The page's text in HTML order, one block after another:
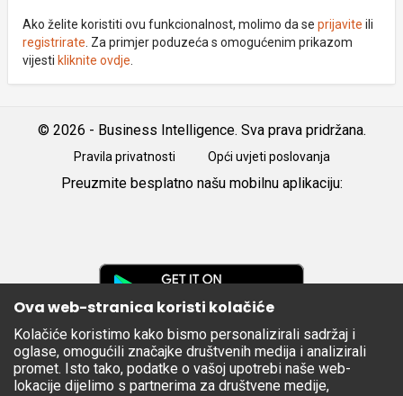
Ako želite koristiti ovu funkcionalnost, molimo da se prijavite ili
registrirate . Za primjer poduzeća s omogućenim prikazom
vijesti kliknite ovdje
© 2026 - Business Intelligence. Sva prava pridržana.
Pravila privatnosti Opći uvjeti poslovanja
Preuzmite besplatno našu mobilnu aplikaciju:
Apple
Store
Ova web-stranica koristi kolačiće
Kolačiće koristimo kako bismo personalizirali sadržaj i
oglase, omogućili značajke društvenih medija i analizirali
promet. Isto tako, podatke o vašoj upotrebi naše web-
lokacije dijelimo s partnerima za društvene medije,